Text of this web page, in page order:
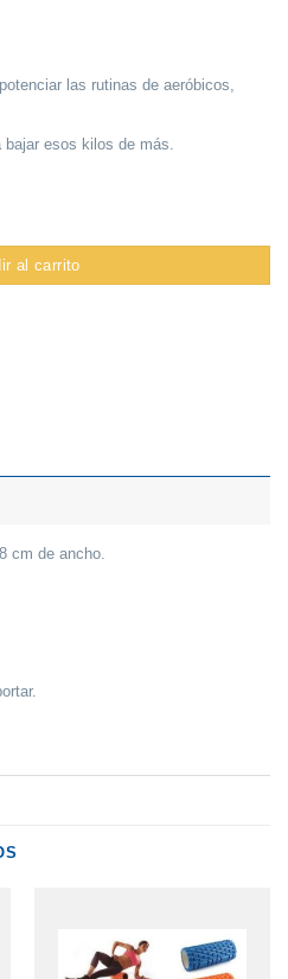
las rutinas de aeróbicos,
esos kilos de más.
X 2 Niveles cantidad
al carrito
cm de ancho.